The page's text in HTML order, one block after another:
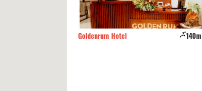
140m Yến Quyên